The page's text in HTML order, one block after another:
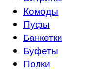
Комоды
Пуфы
Банкетки
Буфеты
Полки